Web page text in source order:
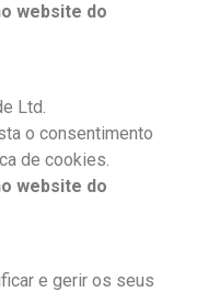
website do
Ltd.
o consentimento
de cookies.
website do
e gerir os seus